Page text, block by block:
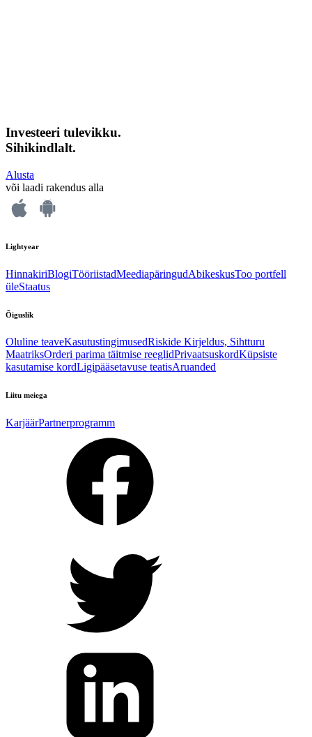
Investeeri tulevikku.
Sihikindlalt.
Alusta
või laadi rakendus alla
Lightyear
HinnakiriBlogiTööriistadMeediapäringudAbikeskusToo portfell
üleStaatus
Õiguslik
Oluline teaveKasutustingimusedRiskide Kirjeldus, Sihtturu
MaatriksOrderi parima täitmise reeglidPrivaatsuskordKüpsiste
kasutamise kordLigipääsetavuse teatisAruanded
Liitu meiega
KarjäärPartnerprogramm